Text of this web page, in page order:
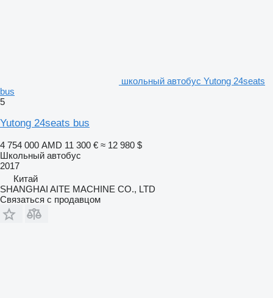
школьный автобус Yutong 24seats
bus
5
Yutong 24seats bus
4 754 000 AMD 11 300 € ≈ 12 980 $
Школьный автобус
2017
Китай
SHANGHAI AITE MACHINE CO., LTD
Связаться с продавцом